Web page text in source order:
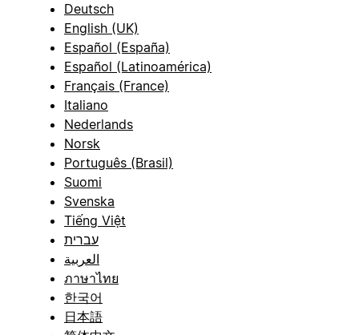
Deutsch
English (UK)
Español (España)
Español (Latinoamérica)
Français (France)
Italiano
Nederlands
Norsk
Português (Brasil)
Suomi
Svenska
Tiếng Việt
עברית
العربية
ภาษาไทย
한국어
日本語